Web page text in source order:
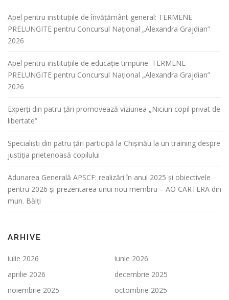
Apel pentru instituțiile de învățământ general: TERMENE
PRELUNGITE pentru Concursul Național „Alexandra Grajdian”
2026
Apel pentru instituțiile de educație timpurie: TERMENE
PRELUNGITE pentru Concursul Național „Alexandra Grajdian”
2026
Experți din patru țări promovează viziunea „Niciun copil privat de
libertate”
Specialiști din patru țări participă la Chișinău la un training despre
justiția prietenoasă copilului
Adunarea Generală APSCF: realizări în anul 2025 și obiectivele
pentru 2026 și prezentarea unui nou membru – AO CARTERA din
mun. Bălți
ARHIVE
iulie 2026
iunie 2026
aprilie 2026
decembrie 2025
noiembrie 2025
octombrie 2025